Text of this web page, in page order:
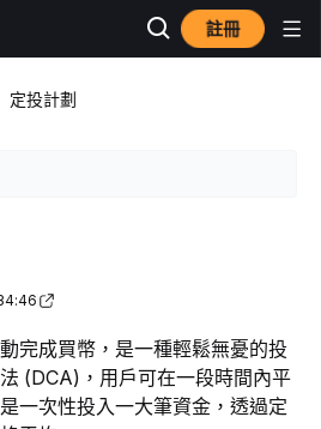
註冊
定投計劃
完成買幣，是一種輕鬆無憂的投
(DCA)，用戶可在一段時間內平
一次性投入一大筆資金，透過定